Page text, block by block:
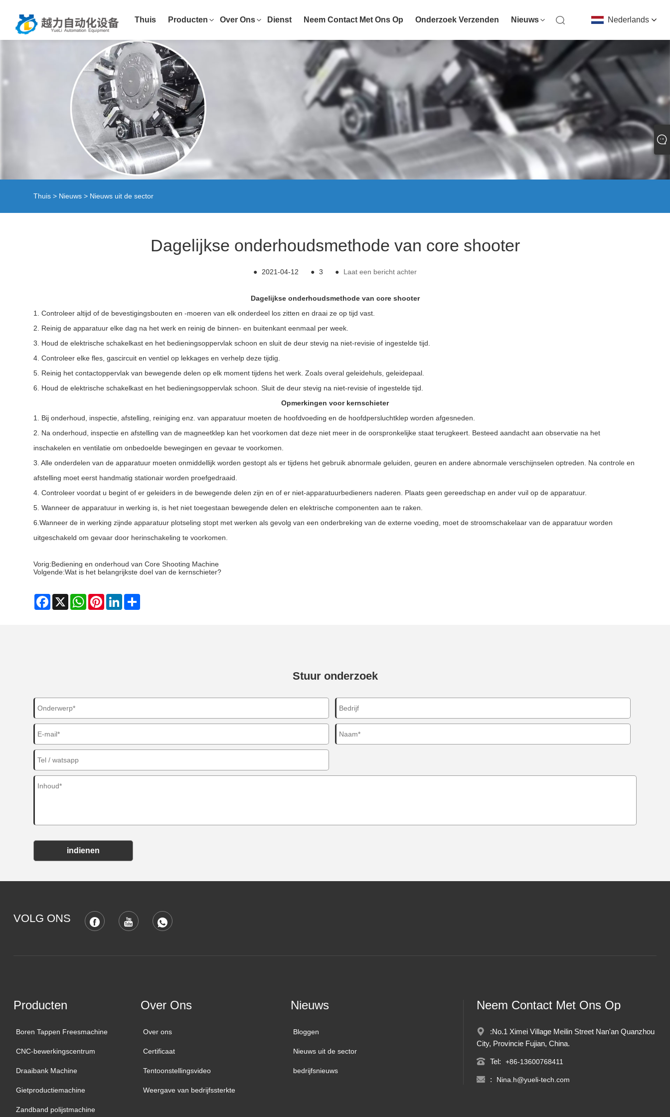
Nederlands
Thuis Producten Over Ons Dienst Neem Contact Met Ons Op Onderzoek Verzenden Nieuws
Thuis > Nieuws > Nieuws uit de sector
Dagelijkse onderhoudsmethode van core shooter
● 2021-04-12 ● 3 ● Laat een bericht achter
Dagelijkse onderhoudsmethode van core shooter
1. Controleer altijd of de bevestigingsbouten en -moeren van elk onderdeel los zitten en draai ze op tijd vast.
2. Reinig de apparatuur elke dag na het werk en reinig de binnen- en buitenkant eenmaal per week.
3. Houd de elektrische schakelkast en het bedieningsoppervlak schoon en sluit de deur stevig na niet-revisie of ingestelde tijd.
4. Controleer elke fles, gascircuit en ventiel op lekkages en verhelp deze tijdig.
5. Reinig het contactoppervlak van bewegende delen op elk moment tijdens het werk. Zoals overal geleidehuls, geleidepaal.
6. Houd de elektrische schakelkast en het bedieningsoppervlak schoon. Sluit de deur stevig na niet-revisie of ingestelde tijd.
Opmerkingen voor kernschieter
1. Bij onderhoud, inspectie, afstelling, reiniging enz. van apparatuur moeten de hoofdvoeding en de hoofdpersluchtklep worden afgesneden.
2. Na onderhoud, inspectie en afstelling van de magneetklep kan het voorkomen dat deze niet meer in de oorspronkelijke staat terugkeert. Besteed aandacht aan observatie na het
inschakelen en ventilatie om onbedoelde bewegingen en gevaar te voorkomen.
3. Alle onderdelen van de apparatuur moeten onmiddellijk worden gestopt als er tijdens het gebruik abnormale geluiden, geuren en andere abnormale verschijnselen optreden. Na controle en
afstelling moet eerst handmatig stationair worden proefgedraaid.
4. Controleer voordat u begint of er geleiders in de bewegende delen zijn en of er niet-apparatuurbedieners naderen. Plaats geen gereedschap en ander vuil op de apparatuur.
5. Wanneer de apparatuur in werking is, is het niet toegestaan ​​bewegende delen en elektrische componenten aan te raken.
6.Wanneer de in werking zijnde apparatuur plotseling stopt met werken als gevolg van een onderbreking van de externe voeding, moet de stroomschakelaar van de apparatuur worden
uitgeschakeld om gevaar door herinschakeling te voorkomen.
Vorig:Bediening en onderhoud van Core Shooting Machine
Volgende:Wat is het belangrijkste doel van de kernschieter?
Facebook
X WhatsAppPinterestLinkedIn
Stuur onderzoek
indienen
VOLG ONS
Producten
Boren Tappen Freesmachine
CNC-bewerkingscentrum
Draaibank Machine
Gietproductiemachine
Zandband polijstmachine
Over Ons
Over ons
Certificaat
Tentoonstellingsvideo
Weergave van bedrijfssterkte
Nieuws
Bloggen
Nieuws uit de sector
bedrijfsnieuws
Neem Contact Met Ons Op
:No.1 Ximei Village Meilin Street Nan'an Quanzhou
City, Provincie Fujian, China.
Tel: +86-13600768411
: Nina.h@yueli-tech.com